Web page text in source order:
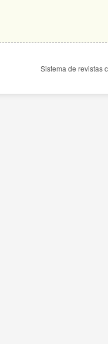
Sistema de revistas